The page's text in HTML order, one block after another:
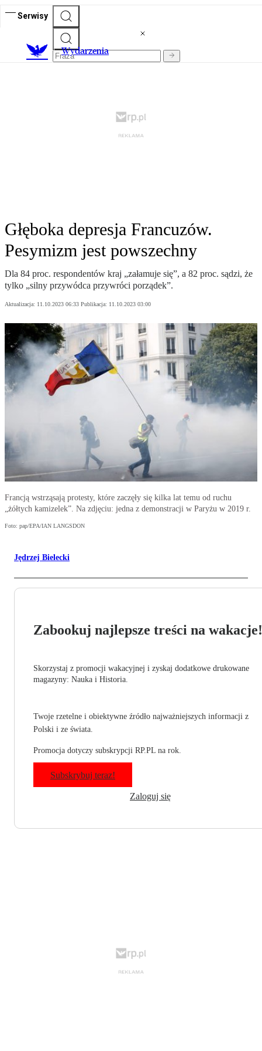
Serwisy
Wydarzenia
Głęboka depresja Francuzów.
Pesymizm jest powszechny
Dla 84 proc. respondentów kraj „załamuje się”, a 82 proc. sądzi, że
tylko „silny przywódca przywróci porządek”.
Aktualizacja: 11.10.2023 06:33 Publikacja: 11.10.2023 03:00
Francją wstrząsają protesty, które zaczęły się kilka lat temu od ruchu
„żółtych kamizelek”. Na zdjęciu: jedna z demonstracji w Paryżu w 2019 r.
Foto: pap/EPA/IAN LANGSDON
Jędrzej Bielecki
Zabookuj najlepsze treści na wakacje!
Skorzystaj z promocji wakacyjnej i zyskaj dodatkowe drukowane
magazyny: Nauka i Historia.
Twoje rzetelne i obiektywne źródło najważniejszych informacji z
Polski i ze świata.
Promocja dotyczy subskrypcji RP.PL na rok.
Subskrybuj teraz!
Zaloguj się